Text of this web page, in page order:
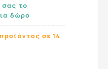
σας το
δώρο
σε 14